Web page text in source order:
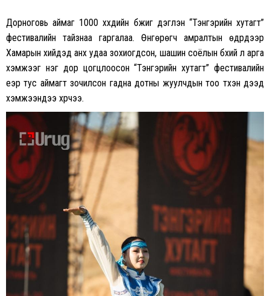
Дорноговь аймаг 1000 хүүхдийн бүжиг дэглэн “Тэнгэрийн хутагт”
фестивалийн тайзнаа гаргалаа. Өнгөрөгч амралтын өдрүүдээр
Хамарын хийдэд анх удаа зохиогдсон, шашин соёлын бүхий л арга
хэмжээг нэг дор цогцлоосон “Тэнгэрийн хутагт” фестивалийн
үеэр тус аймагт зочилсон гадна дотны жуулчдын тоо түүхэн дээд
хэмжээндээ хүрчээ.